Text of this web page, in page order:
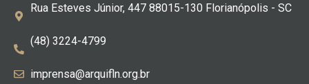
Rua Esteves Júnior, 447 88015-130 Florianópolis - SC
(48) 3224-4799
imprensa@arquifln.org.br